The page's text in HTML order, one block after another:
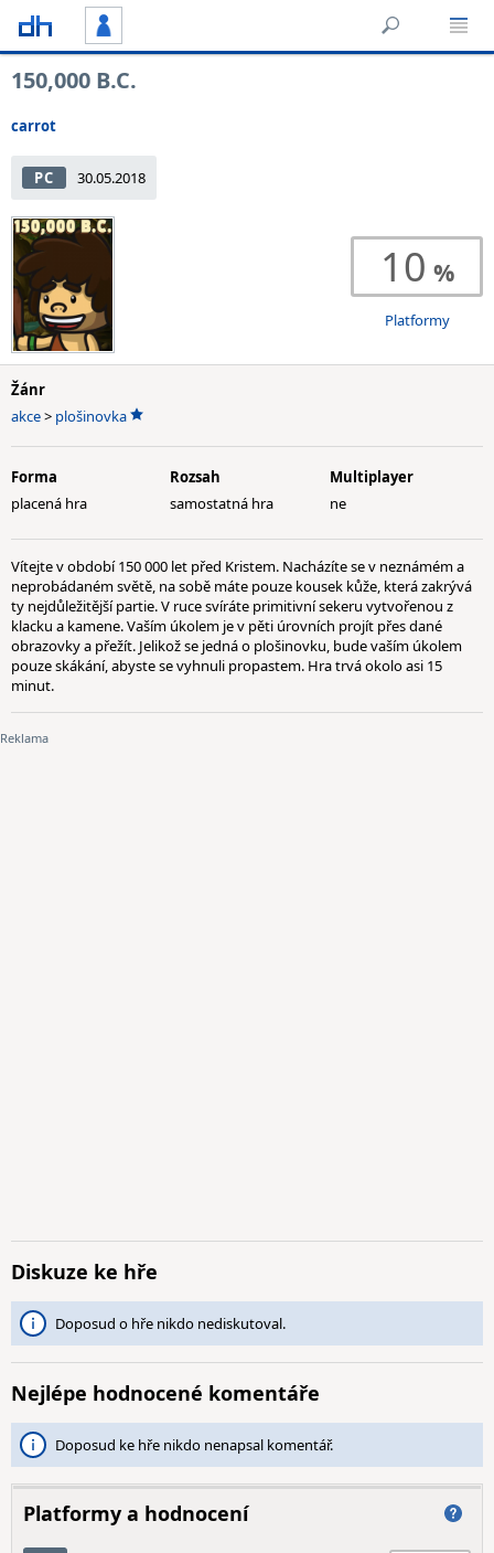
150,000 B.C.
carrot
PC 30.05.2018
10
Platformy
Žánr
akce> plošinovka
Forma
placená hra
Rozsah
samostatná hra
Multiplayer
ne
Vítejte v období 150 000 let před Kristem. Nacházíte se v neznámém a
neprobádaném světě, na sobě máte pouze kousek kůže, která zakrývá
ty nejdůležitější partie. V ruce svíráte primitivní sekeru vytvořenou z
klacku a kamene. Vaším úkolem je v pěti úrovních projít přes dané
obrazovky a přežít. Jelikož se jedná o plošinovku, bude vaším úkolem
pouze skákání, abyste se vyhnuli propastem. Hra trvá okolo asi 15
minut.
Diskuze ke hře
Doposud o hře nikdo nediskutoval.
Nejlépe hodnocené komentáře
Doposud ke hře nikdo nenapsal komentář.
Platformy a hodnocení